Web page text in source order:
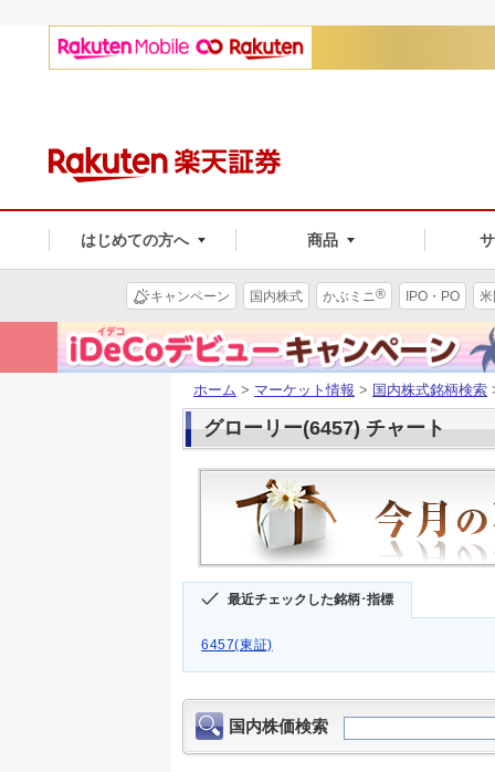
はじめての方へ 商品
キャンペーン 国内株式 かぶミニ® IPO・PO
ホーム > マーケット情報 > 国内株式銘柄検索
グローリー(6457) チャート
最近チェックした銘柄･指標
6457(東証)